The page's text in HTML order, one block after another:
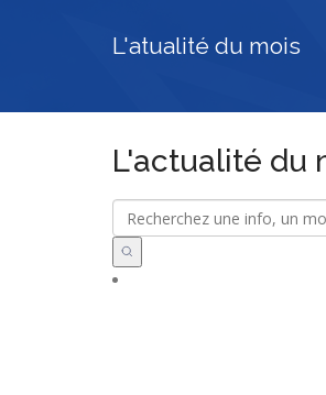
L'atualité du mois
L'actualité du